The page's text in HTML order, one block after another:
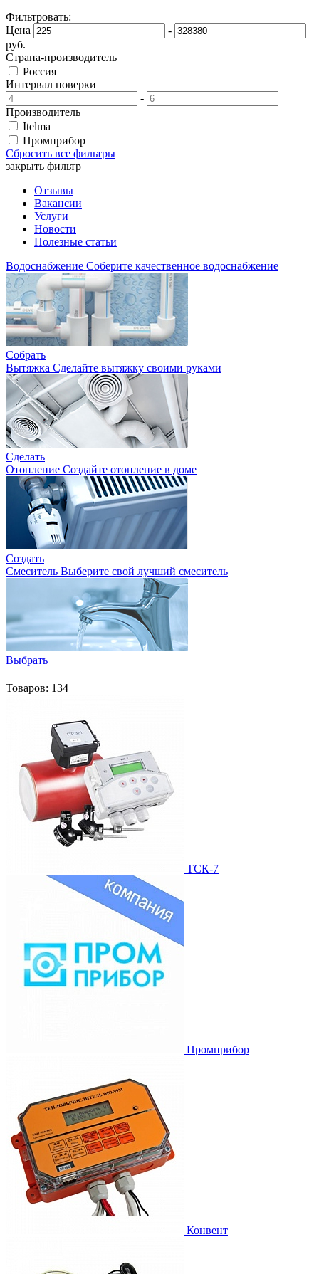
Фильтровать:
Цена
-
руб.
Страна-производитель
Россия
Интервал поверки
-
Производитель
Itelma
Промприбор
Сбросить все фильтры
закрыть фильтр
Отзывы
Вакансии
Услуги
Новости
Полезные статьи
Водоснабжение Соберите качественное водоснабжение
Собрать
Вытяжка Сделайте вытяжку своими руками
Сделать
Отопление Создайте отопление в доме
Создать
Смеситель Выберите свой лучший смеситель
Выбрать
Товаров: 134
ТСК-7
Промприбор
Конвент